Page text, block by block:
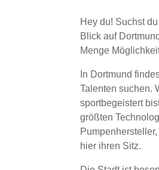
Hey du! Suchst
Blick auf
Menge
In Dortmund
Talenten suchen.
sportbegeistert
größten
hier ihren Sitz.